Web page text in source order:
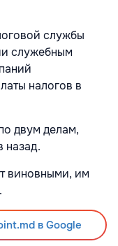
службы
служебным
налогов в
двум делам,
назад.
виновными, им
в Google